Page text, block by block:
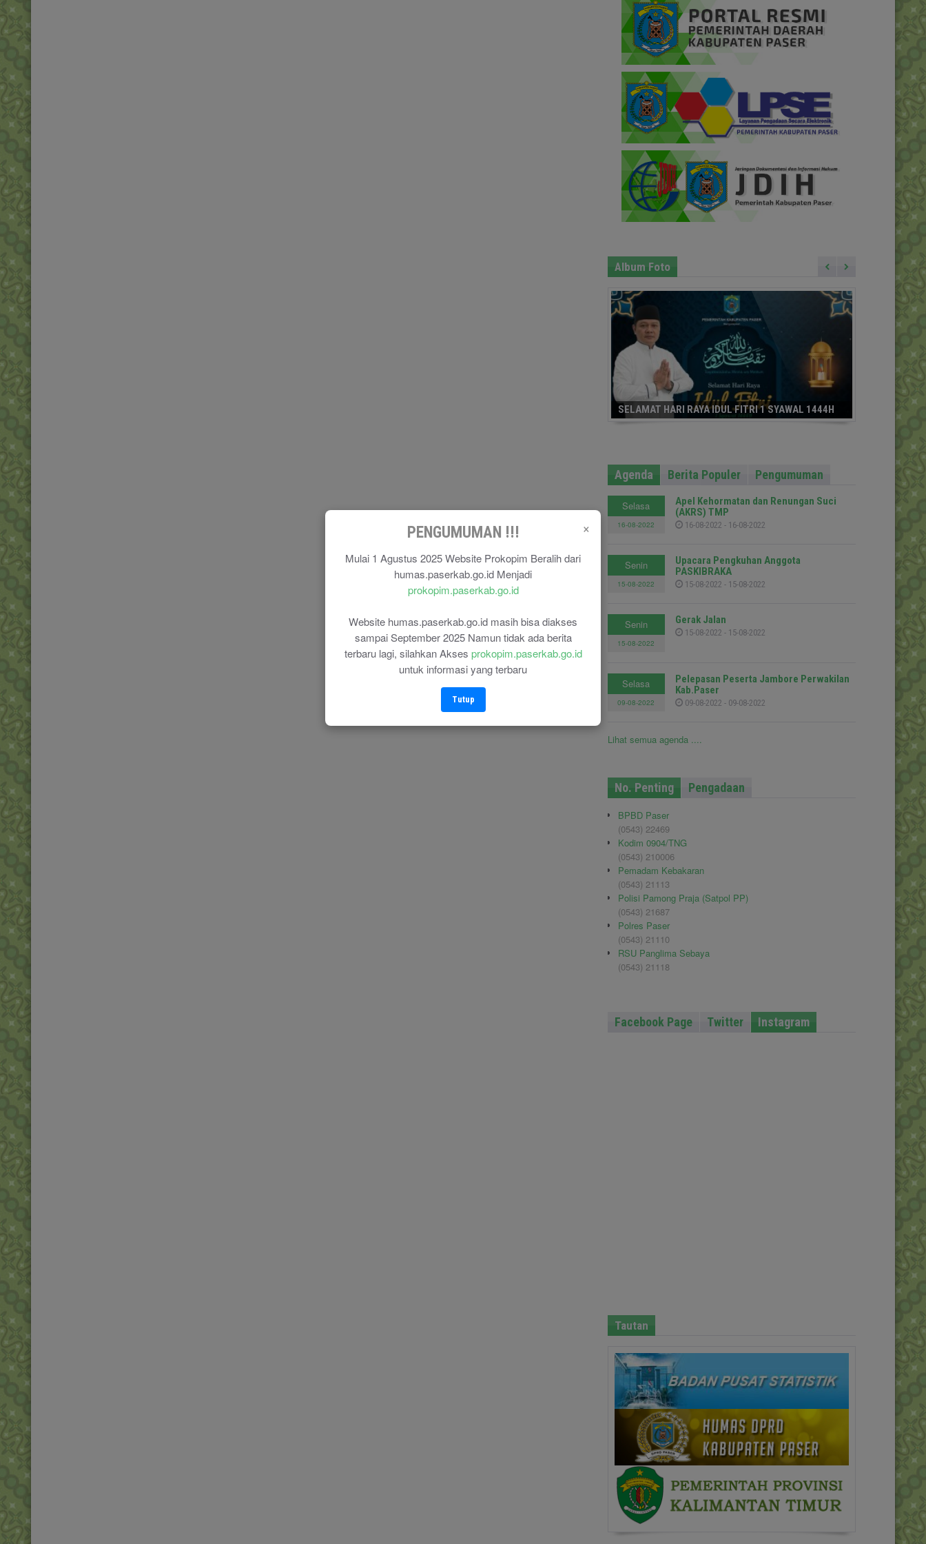
×
PENGUMUMAN !!!
Mulai 1 Agustus 2025 Website Prokopim Beralih dari
humas.paserkab.go.id Menjadi
prokopim.paserkab.go.id
Website humas.paserkab.go.id masih bisa diakses
sampai September 2025 Namun tidak ada berita
terbaru lagi, silahkan Akses prokopim.paserkab.go.id
untuk informasi yang terbaru
Tutup
Album Foto
SELAMAT HARI RAYA IDUL FITRI 1 SYAWAL 1444H
Agenda Berita Populer Pengumuman
Selasa
16-08-2022
Apel Kehormatan dan Renungan Suci
(AKRS) TMP
16-08-2022 - 16-08-2022
Senin
15-08-2022
Upacara Pengkuhan Anggota
PASKIBRAKA
15-08-2022 - 15-08-2022
Senin
15-08-2022
Gerak Jalan
15-08-2022 - 15-08-2022
Selasa
09-08-2022
Pelepasan Peserta Jambore Perwakilan
Kab.Paser
09-08-2022 - 09-08-2022
Lihat semua agenda ....
No. Penting Pengadaan
BPBD Paser
(0543) 22469
Kodim 0904/TNG
(0543) 210006
Pemadam Kebakaran
(0543) 21113
Polisi Pamong Praja (Satpol PP)
(0543) 21687
Polres Paser
(0543) 21110
RSU Panglima Sebaya
(0543) 21118
Facebook Page Twitter Instagram
Tautan